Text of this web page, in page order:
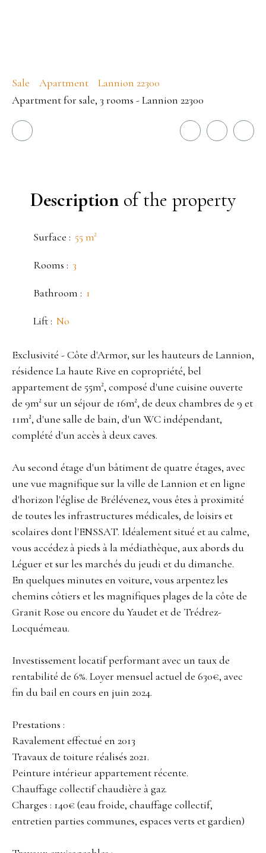
Sale Apartment
Lannion 22300
Apartment for sale, 3 rooms - Lannion 22300
Description of the property
Surface : 55 m²
Rooms : 3
Bathroom : 1
Lift: No
Exclusivité - Côte d'Armor, sur les hauteurs de Lannion,
résidence La haute Rive en copropriété, bel
appartement de 55m², composé d'une cuisine ouverte
de 9m² sur un séjour de 16m², de deux chambres de 9 et
11m², d'une salle de bain, d'un WC indépendant,
complété d'un accès à deux caves.
Au second étage d'un bâtiment de quatre étages, avec
une vue magnifique sur la ville de Lannion et en ligne
d'horizon l'église de Brélévenez, vous êtes à proximité
de toutes les infrastructures médicales, de loisirs et
scolaires dont l'ENSSAT. Idéalement situé et au calme,
vous accédez à pieds à la médiathèque, aux abords du
Léguer et sur les marchés du jeudi et du dimanche.
En quelques minutes en voiture, vous arpentez les
chemins côtiers et les magnifiques plages de la côte de
Granit Rose ou encore du Yaudet et de Trédrez-
Locquémeau.
Investissement locatif performant avec un taux de
rentabilité de 6%. Loyer mensuel actuel de 630€, avec
fin du bail en cours en juin 2024.
Prestations :
Ravalement effectué en 2013
Travaux de toiture réalisés 2021.
Peinture intérieur appartement récente.
Chauffage collectif chaudière à gaz.
Charges : 140€ (eau froide, chauffage collectif,
entretien parties communes, espaces verts et gardien)